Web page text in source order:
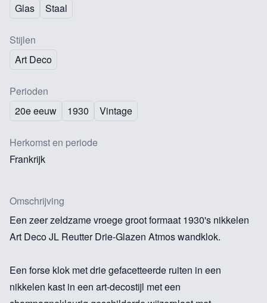
Glas
Staal
Stijlen
Art Deco
Perioden
20e eeuw
1930 Vintage
Herkomst en periode
Frankrijk
Omschrijving
Een zeer zeldzame vroege groot formaat 1930's nikkelen
Art Deco JL Reutter Drie-Glazen Atmos wandklok.
Een forse klok met drie gefacetteerde ruiten in een
nikkelen kast in een art-decostijl met een